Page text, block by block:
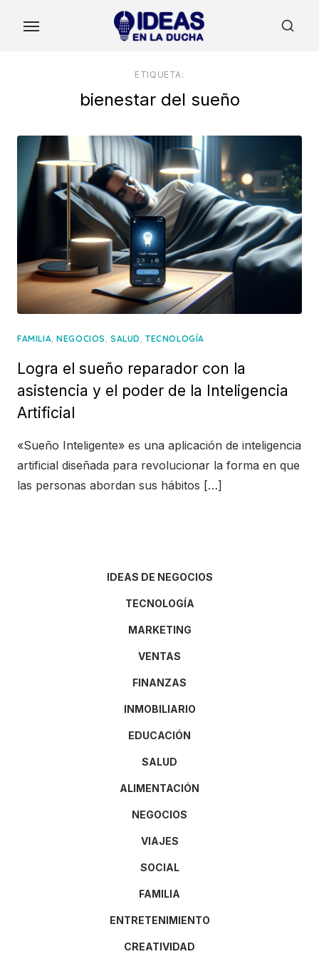
ETIQUETA:
bienestar del sueño
FAMILIA,NEGOCIOS,SALUD,TECNOLOGÍA
Logra el sueño reparador con la
asistencia y el poder de la Inteligencia
Artificial
«Sueño Inteligente» es una aplicación de inteligencia
artificial diseñada para revolucionar la forma en que
las personas abordan sus hábitos […]
IDEAS DE NEGOCIOS
TECNOLOGÍA
MARKETING
VENTAS
FINANZAS
INMOBILIARIO
EDUCACIÓN
SALUD
ALIMENTACIÓN
NEGOCIOS
VIAJES
SOCIAL
FAMILIA
ENTRETENIMIENTO
CREATIVIDAD